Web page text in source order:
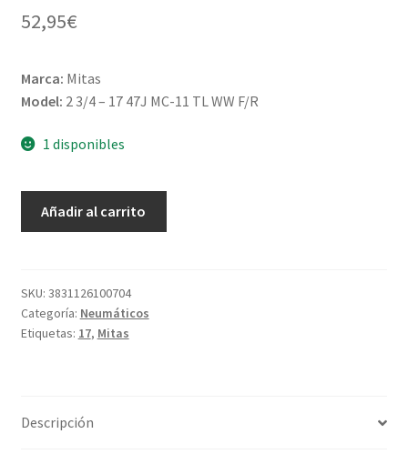
52,95€
Marca: Mitas
Model: 2 3/4 – 17 47J MC-11 TL WW F/R
1 disponibles
17
47J
MC-
(delantero/trasero)
Añadir al carrito
SKU: 3831126100704
Categoría: Neumáticos
Etiquetas: 17, Mitas
Descripción